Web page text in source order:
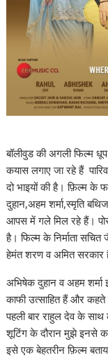
बॉलीवुड की अगली फिल्म
कयास लगाए जा रहे हैं
दो भाइयों की है। फ़िल्म
दुहान,अहम शर्मा,स्मृति
आपस में गले मिल रहे हैं।
है। फिल्म के निर्माता
हेमंत शरण व अमित सरकार
अभिषेक दुहान व अहम
काफी उत्साहित हैं और
पहली बार राहुल देव के
शूटिंग के दौरान मुझे इनसे
इसे एक बेहतरीन फ़िल्म